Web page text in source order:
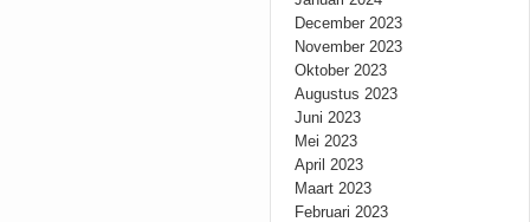
December 2023
November 2023
Oktober 2023
Augustus 2023
Juni 2023
Mei 2023
April 2023
Maart 2023
Februari 2023